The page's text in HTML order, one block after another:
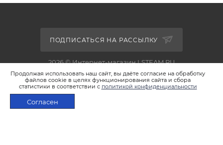
Продолжая использовать наш сайт, вы даёте согласие на обработку
файлов cookie в целях функционирования сайта и сбора
статистики в соответствии с политикой конфиденциальности
Согласен
ПОДПИСАТЬСЯ НА РАССЫЛКУ
2026 © Интернет-магазин LSTEAM.RU